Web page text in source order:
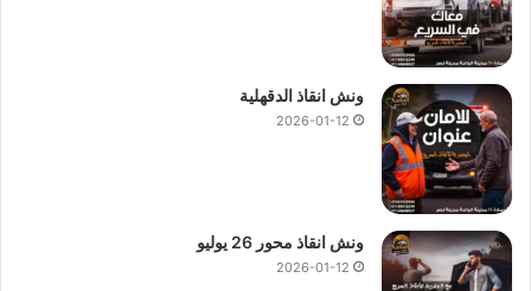
ونش انقاذ الدقهلية
2026-01-12
ونش انقاذ محور 26 يوليو
2026-01-12